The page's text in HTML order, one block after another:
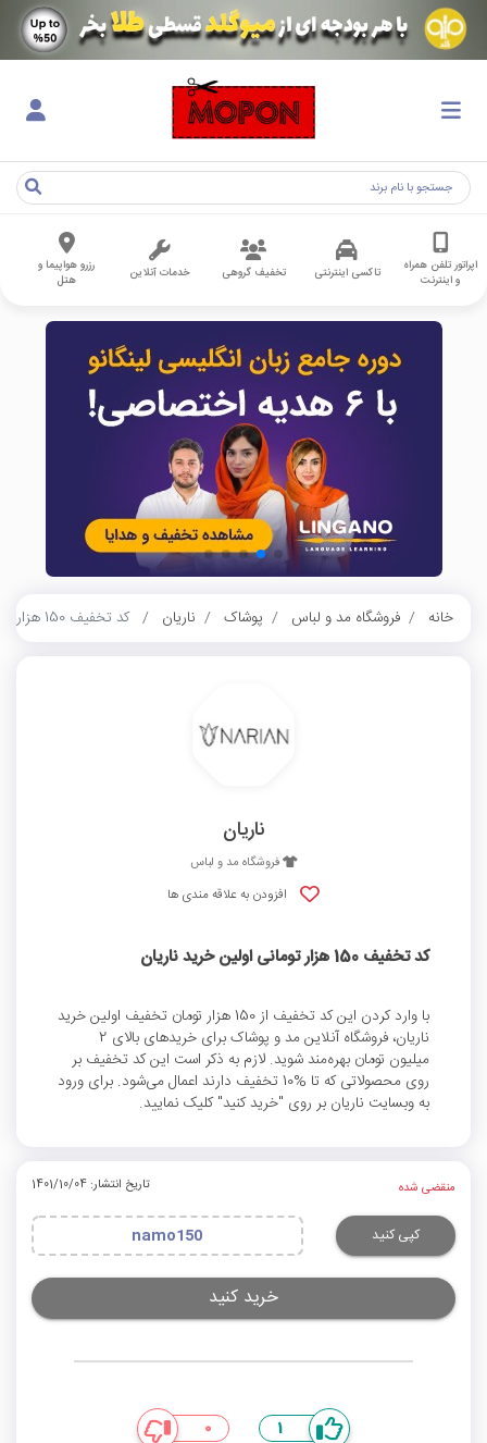
اپراتور تلفن همراه
و اینترنت
تاکسی اینترنتی تخفیف گروهی خدمات آنلاین
رزرو هواپیما و
هتل
خانه فروشگاه مد و لباس پوشاک ناریان کد تخفیف 150 هزار تومانی اولین خرید ناریان
ناریان
فروشگاه مد و لباس
افزودن به علاقه مندی ها
کد تخفیف 150 هزار تومانی اولین خرید ناریان
با وارد کردن این کد تخفیف از 150 هزار تومان تخفیف اولین خرید
ناریان، فروشگاه آنلاین مد و پوشاک برای خریدهای بالای 2
میلیون تومان بهره‌مند شوید. لازم به ذکر است این کد تخفیف بر
روی محصولاتی که تا %10 تخفیف دارند اعمال می‌شود. برای ورود
به وبسایت ناریان بر روی "خرید کنید" کلیک نمایید.
منقضی شده تاریخ انتشار: 1401/10/04
کپی کنید namo150
خرید کنید
1
0